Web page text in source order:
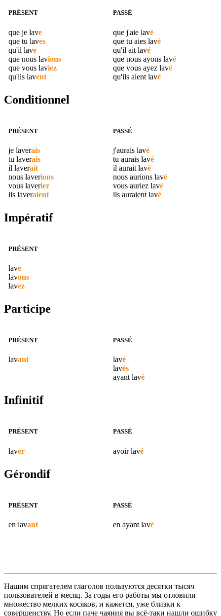
PRÉSENT
que je lave
que tu laves
qu'il lave
que nous lavions
que vous laviez
qu'ils lavent
PASSÉ
que j'aie lavé
que tu aies lavé
qu'il ait lavé
que nous ayons lavé
que vous ayez lavé
qu'ils aient lavé
Conditionnel
PRÉSENT
je laverais
tu laverais
il laverait
nous laverions
vous laveriez
ils laveraient
PASSÉ
j'aurais lavé
tu aurais lavé
il aurait lavé
nous aurions lavé
vous auriez lavé
ils auraient lavé
Impératif
PRÉSENT
lave
lavons
lavez
Participe
PRÉSENT
lavant
PASSÉ
lavé
lavés
ayant lavé
Infinitif
PRÉSENT
laver
PASSÉ
avoirlavé
Gérondif
PRÉSENT
en lavant
PASSÉ
en ayant lavé
Нашим спрягателем глаголов пользуются десятки тысяч
пользователей в месяц. За годы его работы мы отловили
множество мелких косяков, и кажется, уже близки к
совершенству. Но если паче чаяния вы всё-таки нашли ошибку